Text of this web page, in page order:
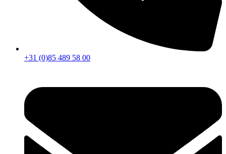
+31 (0)85 489 58 00